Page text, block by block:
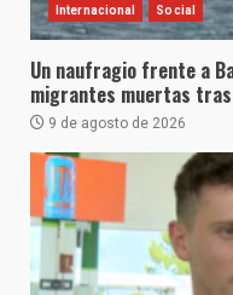
Internacional Social
Un naufragio frente a
migrantes muertas
9 de agosto de 2026